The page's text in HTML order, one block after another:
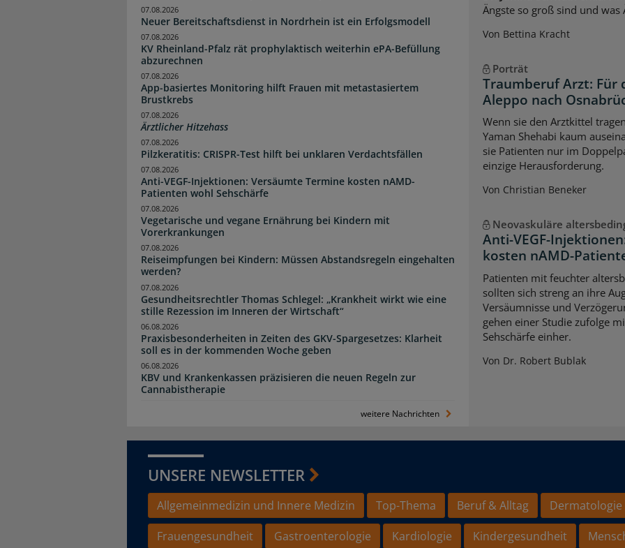
Neuer Bereitschaftsdienst in Nordrhein ist ein Erfolgsmodell
07.08.2026
KV Rheinland-Pfalz rät prophylaktisch weiterhin ePA-Befüllung
abzurechnen
07.08.2026
App-basiertes Monitoring hilft Frauen mit metastasiertem
Brustkrebs
07.08.2026
Ärztlicher Hitzehass
07.08.2026
Pilzkeratitis: CRISPR-Test hilft bei unklaren Verdachtsfällen
07.08.2026
Anti-VEGF-Injektionen: Versäumte Termine kosten nAMD-
Patienten wohl Sehschärfe
07.08.2026
Vegetarische und vegane Ernährung bei Kindern mit
Vorerkrankungen
07.08.2026
Reiseimpfungen bei Kindern: Müssen Abstandsregeln eingehalten
werden?
07.08.2026
Gesundheitsrechtler Thomas Schlegel: „Krankheit wirkt wie eine
stille Rezession im Inneren der Wirtschaft“
07.08.2026
Praxisbesonderheiten in Zeiten des GKV-Spargesetzes: Klarheit
soll es in der kommenden Woche geben
06.08.2026
KBV und Krankenkassen präzisieren die neuen Regeln zur
Cannabistherapie
06.08.2026
weitere Nachrichten
Ängste so groß sind und
Von Bettina Kracht
Porträt
Traumberuf Arzt: Für
Aleppo nach
Wenn sie den Arztkittel
Yaman Shehabi kaum
sie Patienten nur im
einzige Herausforderung.
Von Christian Beneker
Neovaskuläre
Anti-VEGF-
kosten nAMD-
Patienten mit feuchter
sollten sich streng an ihre
Versäumnisse und
gehen einer Studie zufolge
Sehschärfe einher.
Von Dr. Robert Bublak
UNSERE NEWSLETTER
Allgemeinmedizin und Innere Medizin Top-Thema Beruf & Alltag
Dermatologie
Frauengesundheit
Gastroenterologie Kardiologie Kindergesundheit